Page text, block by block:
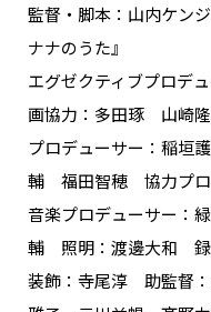
監督・脚本：山内ケ
ナナのうた』
エグゼクティブプロ
画協力：多田琢 山崎
プロデューサー：稲垣
輔 福田智穂 協力プロ
音楽プロデューサー
輔 照明：渡邊大和 録
装飾：寺尾淳 助監督